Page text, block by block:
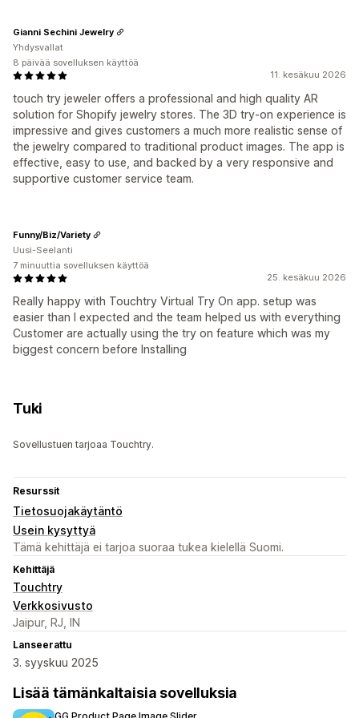
11. kesäkuu 2026
touch try jeweler offers a professional and high quality AR
solution for Shopify jewelry stores. The 3D try-on experience is
impressive and gives customers a much more realistic sense of
the jewelry compared to traditional product images. The app is
effective, easy to use, and backed by a very responsive and
supportive customer service team.
Gianni Sechini Jewelry
Yhdysvallat
8 päivää sovelluksen käyttöä
25. kesäkuu 2026
Really happy with Touchtry Virtual Try On app. setup was
easier than I expected and the team helped us with everything
Customer are actually using the try on feature which was my
biggest concern before Installing
Funny/Biz/Variety
Uusi-Seelanti
7 minuuttia sovelluksen käyttöä
Tuki
Sovellustuen tarjoaa Touchtry.
Resurssit
Tietosuojakäytäntö
Usein kysyttyä
Tämä kehittäjä ei tarjoa suoraa tukea kielellä Suomi.
Kehittäjä
Touchtry
Verkkosivusto
Jaipur, RJ, IN
Lanseerattu
3. syyskuu 2025
Lisää tämänkaltaisia sovelluksia